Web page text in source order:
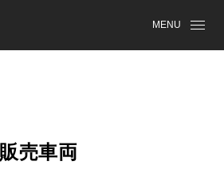
MENU
販売車両